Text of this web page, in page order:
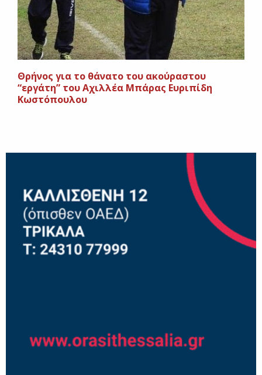
Θρήνος για το θάνατο του ακούραστου
“εργάτη” του Αχιλλέα Μπάρας Ευριπίδη
Κωστόπουλου